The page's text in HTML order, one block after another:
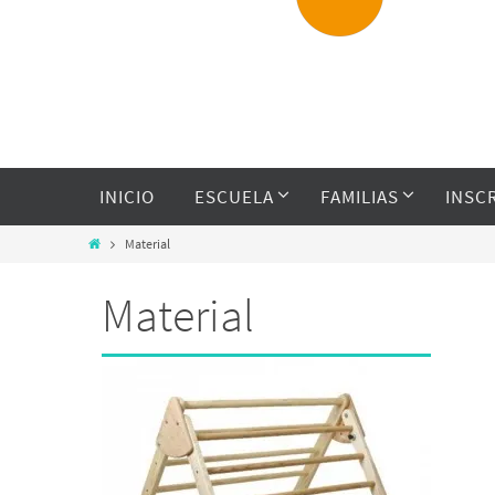
INICIO ESCUELA FAMILIAS
Material
Material